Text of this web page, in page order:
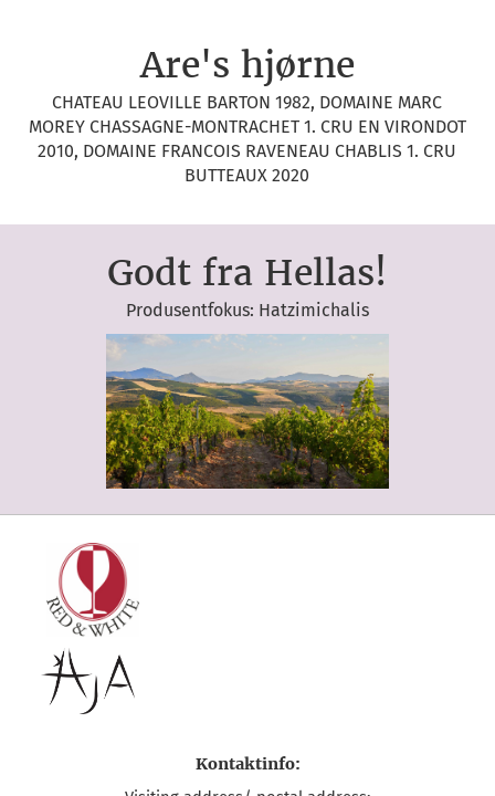
Are's hjørne
CHATEAU LEOVILLE BARTON 1982, DOMAINE MARC
MOREY CHASSAGNE-MONTRACHET 1. CRU EN VIRONDOT
2010, DOMAINE FRANCOIS RAVENEAU CHABLIS 1. CRU
BUTTEAUX 2020
Godt fra Hellas!
Produsentfokus: Hatzimichalis
Kontaktinfo: